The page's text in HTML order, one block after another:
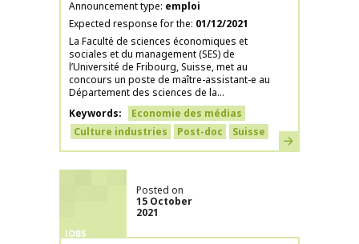
Announcement type emploi
Expected response for the 01/12/2021
La Faculté de sciences économiques et
sociales et du management (SES) de
l’Université de Fribourg, Suisse, met au
concours un poste de maître-assistant-e au
Département des sciences de la...
Keywords
Economie des médias
Culture industries
Post-doc Suisse Learn more
JOBS
Posted on
15 October
2021